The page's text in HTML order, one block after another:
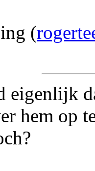
(
eigenlijk
hem op